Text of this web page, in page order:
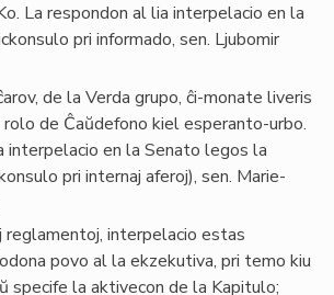
La respondon al lia interpelacio en la
pri informado, sen. Ljubomir
de la Verda grupo, ĉi-monate liveris
de Ĉaŭdefono kiel esperanto-urbo.
interpelacio en la Senato legos la
pri internaj aferoj), sen. Marie-
reglamentoj, interpelacio estas
povo al la ekzekutiva, pri temo kiu
specife la aktivecon de la Kapitulo;